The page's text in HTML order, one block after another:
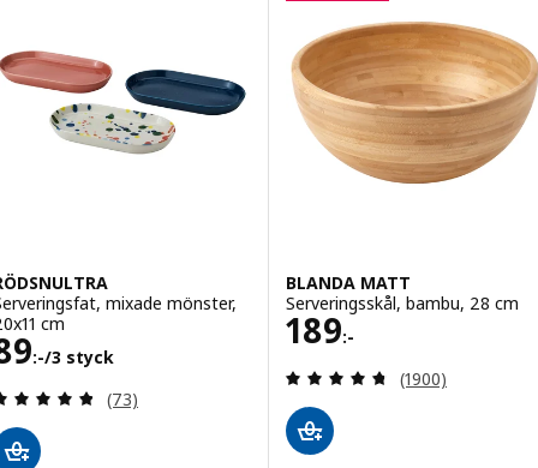
mixade mönster,
cm
:-/3 styck
89:-/3 styck
Recensera: 4.8 utav 5 stjärnor. Totalt antal
(73)
BLANDA MATT
Serveringsskål, bambu, 28 cm
189:-
Pris 189:-
Recensera:
(1900)